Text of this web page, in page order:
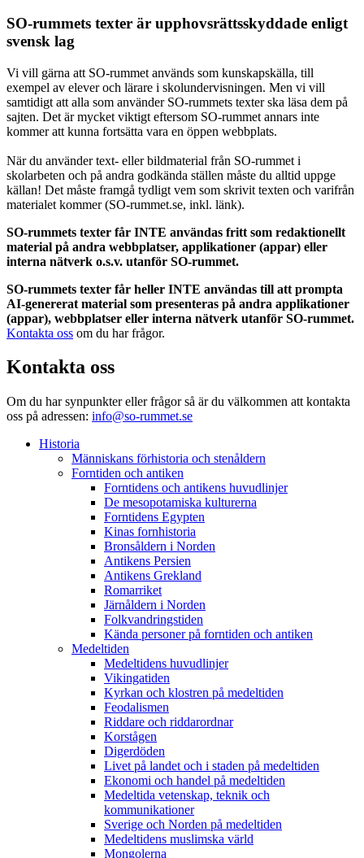
SO-rummets texter är upphovsrättsskyddade enligt
svensk lag
Vi vill gärna att SO-rummet används som kunskapskälla, till
exempel av elever och lärare i skolundervisningen. Men vi vill
samtidigt att alla som använder SO-rummets texter ska läsa dem på
sajten. Det är mycket viktigt eftersom SO-rummet annars inte
kommer att kunna fortsätta vara en öppen webbplats.
När du använder text- eller bildmaterial från SO-rummet i
skolarbeten och på andra godkända ställen måste du alltid uppge
källan! Det måste framgå tydligt vem som skrivit texten och varifrån
materialet kommer (SO-rummet.se, inkl. länk).
SO-rummets texter får INTE användas fritt som redaktionellt
material på andra webbplatser, applikationer (appar) eller
interna nätverk o.s.v. utanför SO-rummet.
SO-rummets texter får heller INTE användas till att prompta
AI-genererat material som presenteras på andra applikationer
(appar), webbplatser eller interna nätverk utanför SO-rummet.
Kontakta oss om du har frågor.
Kontakta oss
Om du har synpunkter eller frågor så är du välkommen att kontakta
oss på adressen: info@so-rummet.se
Historia
Människans förhistoria och stenåldern
Forntiden och antiken
Forntidens och antikens huvudlinjer
De mesopotamiska kulturerna
Forntidens Egypten
Kinas fornhistoria
Bronsåldern i Norden
Antikens Persien
Antikens Grekland
Romarriket
Järnåldern i Norden
Folkvandringstiden
Kända personer på forntiden och antiken
Medeltiden
Medeltidens huvudlinjer
Vikingatiden
Kyrkan och klostren på medeltiden
Feodalismen
Riddare och riddarordnar
Korstågen
Digerdöden
Livet på landet och i staden på medeltiden
Ekonomi och handel på medeltiden
Medeltida vetenskap, teknik och
kommunikationer
Sverige och Norden på medeltiden
Medeltidens muslimska värld
Mongolerna